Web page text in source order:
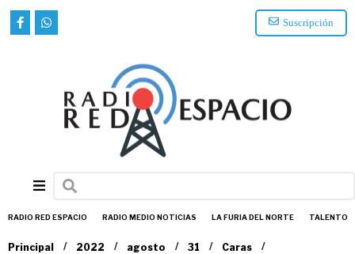
Suscripción
RADIO RED ESPACIO RADIO MEDIO NOTICIAS LA FURIA DEL NORTE TALENTO
Principal / 2022 / agosto / 31 / Caras /